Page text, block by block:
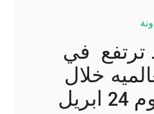
خلال